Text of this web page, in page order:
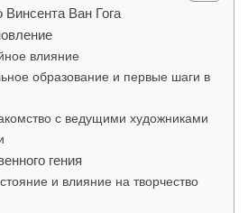
Ван Гога
влияние
образование и первые шаги в
с ведущими художниками
гения
и влияние на творчество